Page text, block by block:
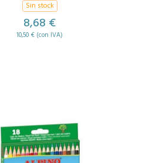
Sin stock
8,68 €
10,50 € (con IVA)